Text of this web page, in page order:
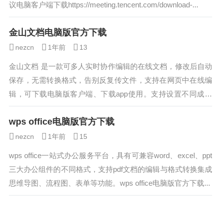
议电脑客户端下载https://meeting.tencent.com/download-...
金山文档电脑版官方下载
nezcn 1年前 13
金山文档 是一款可多人实时协作编辑的在线文档，修改后自动
保存，无需转换格式，告别反复传文件，支持在网页中在线编
辑，可下载电脑版客户端、下载app使用。支持设置不同成员
查看或编辑权限。数据安全隔离、实时...
wps office电脑版官方下载
nezcn 1年前 15
wps office一站式办公服务平台，具有可兼容word、excel、ppt
三大办公组件的不同格式，支持pdf文档的编辑与格式转换集成
思维导图、流程图、表单等功能。wps office电脑版官方下载...